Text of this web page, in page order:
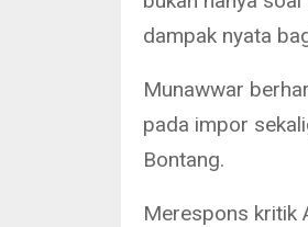
dampak nyata
Munawwar
pada impor
Bontang.
Merespons kritik